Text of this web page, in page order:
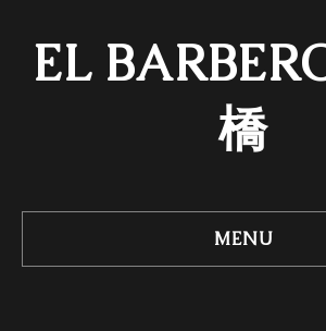
EL
橋
MENU